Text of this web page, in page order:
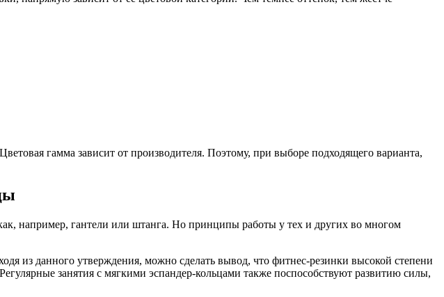
гамма зависит от производителя. Поэтому, при выборе подходящего варианта,
например, гантели или штанга. Но принципы работы у тех и других во многом
из данного утверждения, можно сделать вывод, что фитнес-резинки высокой степени
занятия с мягкими эспандер-кольцами также поспособствуют развитию силы,